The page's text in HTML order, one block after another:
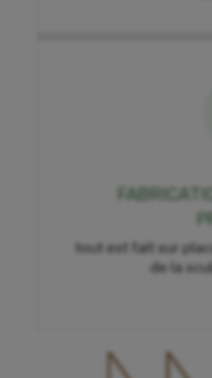
tout est fait sur
de la